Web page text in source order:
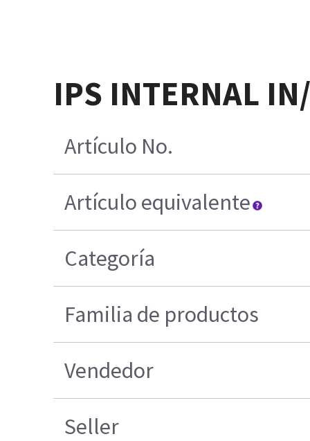
IPS INTERNAL
Artículo No.
Artículo equivalente
Categoría
Familia de productos
Vendedor
Seller